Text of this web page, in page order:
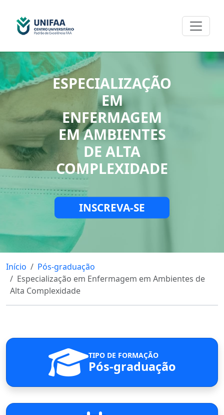
ESPECIALIZAÇÃO
EM
ENFERMAGEM
EM AMBIENTES
DE ALTA
COMPLEXIDADE
INSCREVA-SE
Início
Pós-graduação
Especialização em Enfermagem em Ambientes de
Alta Complexidade
TIPO DE FORMAÇÃO
Pós-graduação